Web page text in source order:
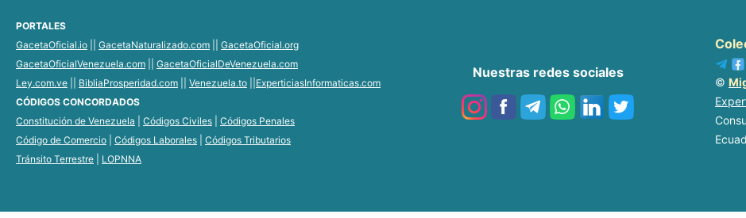
PORTALES
GacetaOficial.io
GacetaNaturalizado.com
GacetaOficial.org
GacetaOficialVenezuela.com
GacetaOficialDeVenezuela.com
Ley.com.ve
BibliaProsperidad.com Venezuela.to
ExperticiasInformaticas.com
CÓDIGOS CONCORDADOS
Constitución de Venezuela
Códigos Civiles
Códigos Penales
Código de Comercio
Códigos Laborales
Códigos Tributarios
Tránsito Terrestre
LOPNNA
Nuestras redes sociales
©